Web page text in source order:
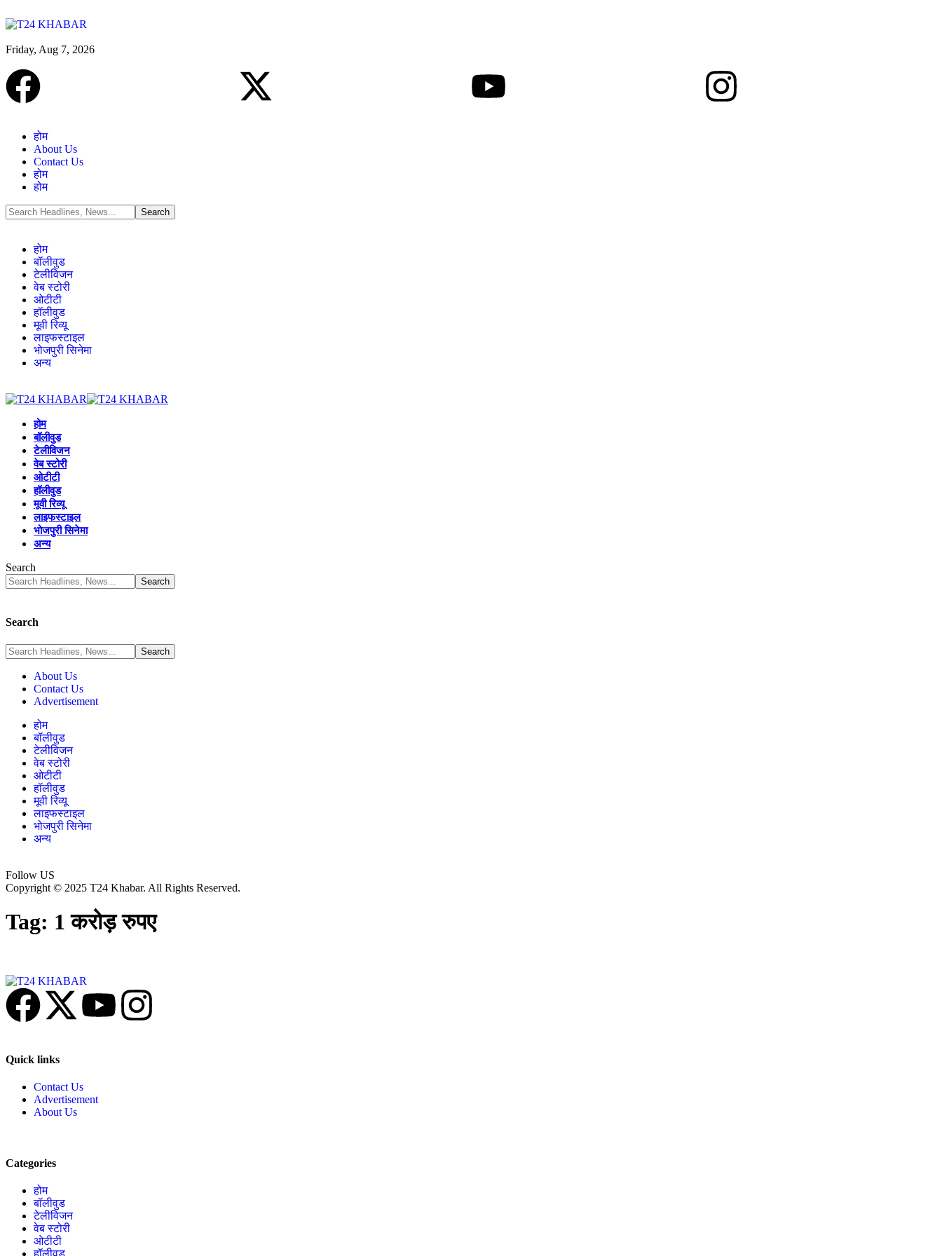
Friday, Aug 7, 2026
होम
About Us
Contact Us
होम
होम
होम
बॉलीवुड
टेलीविजन
वेब स्टोरी
ओटीटी
हॉलीवुड
मूवी रिव्यू
लाइफस्टाइल
भोजपुरी सिनेमा
अन्य
होम
बॉलीवुड
टेलीविजन
वेब स्टोरी
ओटीटी
हॉलीवुड
मूवी रिव्यू
लाइफस्टाइल
भोजपुरी सिनेमा
अन्य
Search
Search
About Us
Contact Us
Advertisement
होम
बॉलीवुड
टेलीविजन
वेब स्टोरी
ओटीटी
हॉलीवुड
मूवी रिव्यू
लाइफस्टाइल
भोजपुरी सिनेमा
अन्य
Follow US
Copyright © 2025 T24 Khabar. All Rights Reserved.
Tag: 1 करोड़ रुपए
Quick links
Contact Us
Advertisement
About Us
Categories
होम
बॉलीवुड
टेलीविजन
वेब स्टोरी
ओटीटी